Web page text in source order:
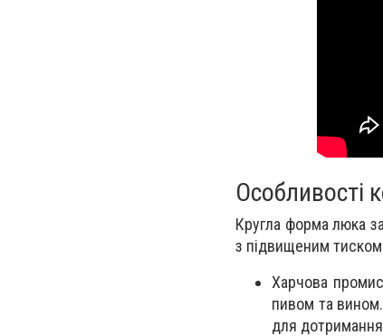
Особливості
Кругла форма люка
з підвищеним
Харчова
пивом та
для